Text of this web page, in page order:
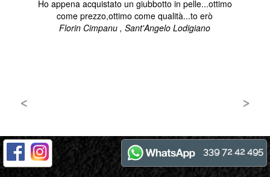
339 72 42 495